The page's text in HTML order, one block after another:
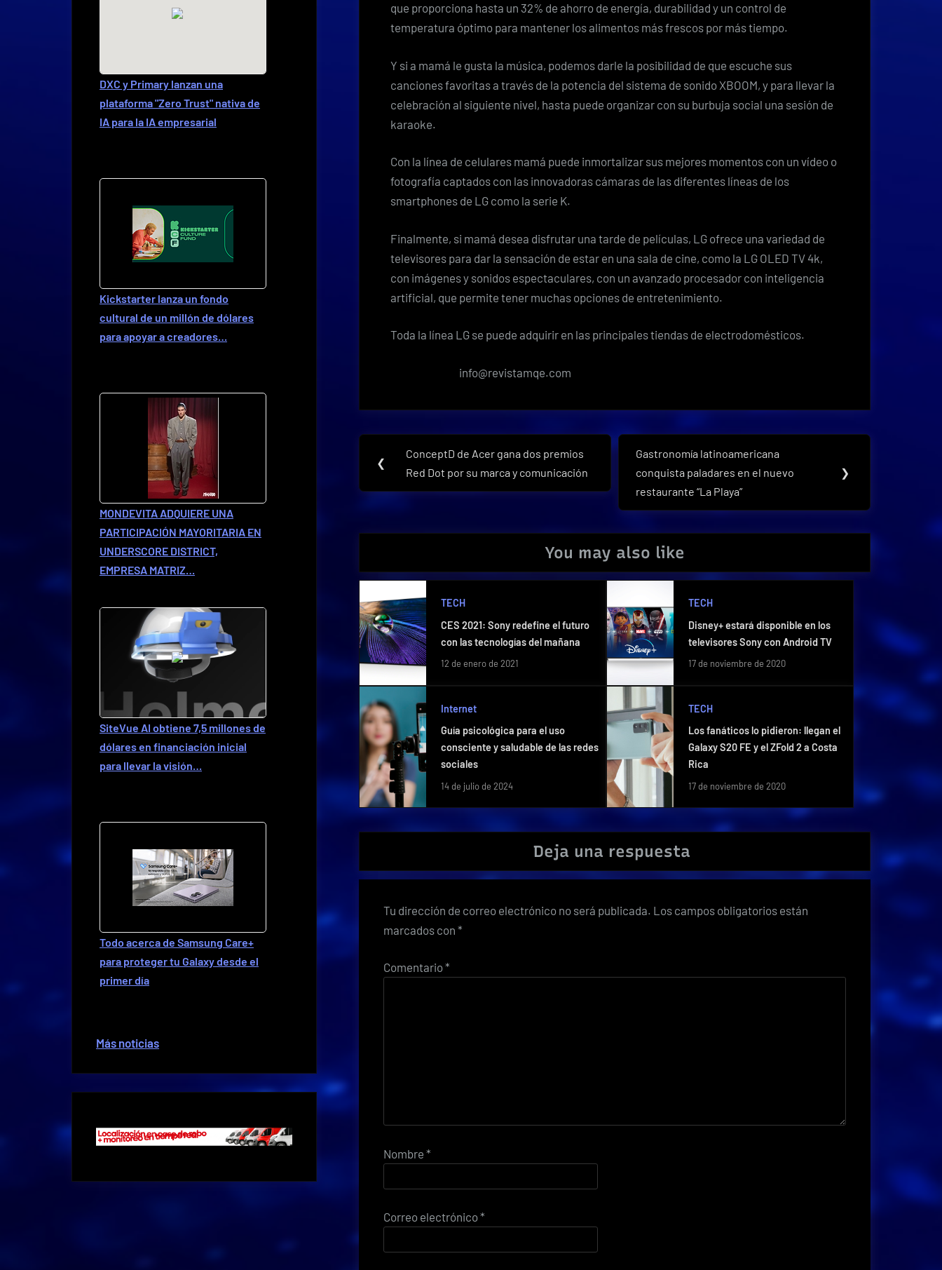
que proporciona hasta un 32% de ahorro de energía, durabilidad y un control de
temperatura óptimo para mantener los alimentos más frescos por más tiempo.
Y si a mamá le gusta la música, podemos darle la posibilidad de que escuche sus
canciones favoritas a través de la potencia del sistema de sonido XBOOM, y para llevar la
celebración al siguiente nivel, hasta puede organizar con su burbuja social una sesión de
karaoke.
Con la línea de celulares mamá puede inmortalizar sus mejores momentos con un vídeo o
fotografía captados con las innovadoras cámaras de las diferentes líneas de los
smartphones de LG como la serie K.
Finalmente, si mamá desea disfrutar una tarde de películas, LG ofrece una variedad de
televisores para dar la sensación de estar en una sala de cine, como la LG OLED TV 4k,
con imágenes y sonidos espectaculares, con un avanzado procesador con inteligencia
artificial, que permite tener muchas opciones de entretenimiento.
Toda la línea LG se puede adquirir en las principales tiendas de electrodomésticos.
info@revistamqe.com
Navegación
de
entradas
❮
Previous
Post:
ConceptD de Acer gana dos premios
Red Dot por su marca y comunicación
Next
Post:
Gastronomía latinoamericana
conquista paladares en el nuevo
restaurante “La Playa”
❯
You may also like
TECH
CES 2021: Sony redefine el futuro
con las tecnologías del mañana
12 de enero de 2021
TECH
Disney+ estará disponible en los
televisores Sony con Android TV
17 de noviembre de 2020
Internet
Guía psicológica para el uso
consciente y saludable de las redes
sociales
14 de julio de 2024
TECH
Los fanáticos lo pidieron: llegan el
Galaxy S20 FE y el ZFold 2 a Costa
Rica
17 de noviembre de 2020
Deja una respuesta
Tu dirección de correo electrónico no será publicada. Los campos obligatorios están
marcados con *
Comentario*
Nombre *
Correo electrónico*
DXC y Primary lanzan una
plataforma "Zero Trust" nativa de
IA para la IA empresarial
Kickstarter lanza un fondo
cultural de un millón de dólares
para apoyar a creadores…
MONDEVITA ADQUIERE UNA
PARTICIPACIÓN MAYORITARIA EN
UNDERSCORE DISTRICT,
EMPRESA MATRIZ…
SiteVue AI obtiene 7,5 millones de
dólares en financiación inicial
para llevar la visión…
Todo acerca de Samsung Care+
para proteger tu Galaxy desde el
primer día
Más noticias